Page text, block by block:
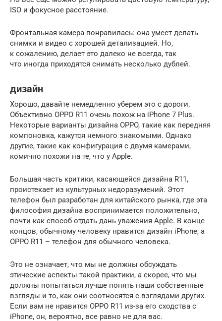
ISO и фокусное расстояние.
Фронтальная камера понравилась: она умеет делать
снимки и видео с хорошей детализацией. Но,
к сожалению, делает это далеко не всегда, так
что иногда приходятся снимать несколько дублей.
дизайн
Хорошо, давайте немедленно уберем это с дороги.
Объективно OPPO R11 очень похож на iPhone 7 Plus.
Некоторые варианты дизайна OPPO, такие как передняя
компоновка, кажутся немного знакомыми. Однако
другие, такие как конфигурация с двумя камерами,
комично похожи на те, что у Apple.
Большая часть критики, касающейся дизайна R11,
проистекает из культурных недоразумений. Этот
телефон был разработан для китайского рынка, где эта
философия дизайна воспринимается положительно,
почти как способ отдать дань уважения Apple. В конце
концов, обычному человеку нравится дизайн iPhone, а
OPPO R11 – телефон для обычного человека.
Это не означает, что мы не должны обсуждать
этические аспекты такой практики, а скорее, что мы
должны попытаться лучше понять наши собственные
взгляды и то, как они соотносятся с взглядами других.
Если вам не нравится OPPO R11 из-за его сходства с
iPhone, он, вероятно, все равно не для вас.